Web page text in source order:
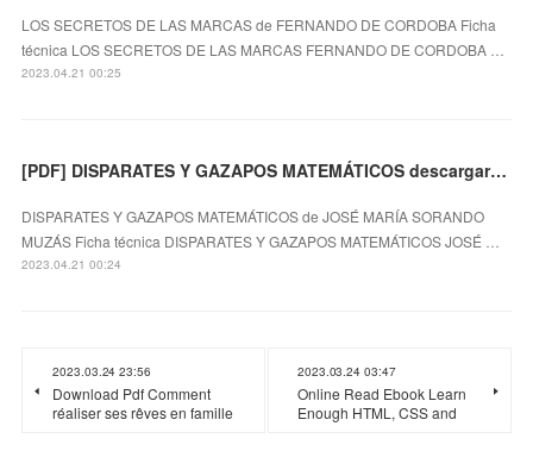
LOS SECRETOS DE LAS MARCAS de FERNANDO DE CORDOBA Ficha
técnica LOS SECRETOS DE LAS MARCAS FERNANDO DE CORDOBA …
2023.04.21 00:25
[PDF] DISPARATES Y GAZAPOS MATEMÁTICOS descargar gratis
DISPARATES Y GAZAPOS MATEMÁTICOS de JOSÉ MARÍA SORANDO
MUZÁS Ficha técnica DISPARATES Y GAZAPOS MATEMÁTICOS JOSÉ …
2023.04.21 00:24
2023.03.24 23:56
Download Pdf Comment
réaliser ses rêves en famille
2023.03.24 03:47
Online Read Ebook Learn
Enough HTML, CSS and